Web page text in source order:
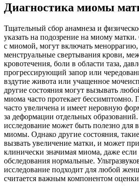
Диагностика миомы
Тщательный сбор анамнеза и
указать на подозрение на миому
с миомой, могут включать
менструальные свертывания крови,
кровотечения, боли в области таза,
прогрессирующий запор или
вздутие живота или учащенное
другие состояния могут вызывать
миома часто протекает бессимптомно.
часто увеличена и имеет неровную
за деформации отдельных
исследование может быть полезно для
миомы. Однако другие состояния,
вызвать увеличение матки, и может
клинически значимая миома, даже если
обследования нормальные.
исследование подходит для любой
считается важным компонентом